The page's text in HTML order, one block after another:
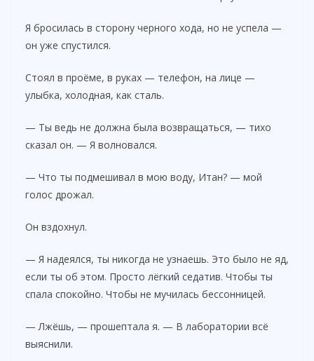
Я бросилась в сторону черного хода, но не успела —
он уже спустился.
Стоял в проёме, в руках — телефон, на лице —
улыбка, холодная, как сталь.
— Ты ведь не должна была возвращаться, — тихо
сказал он. — Я волновался.
— Что ты подмешивал в мою воду, Итан? — мой
голос дрожал.
Он вздохнул.
— Я надеялся, ты никогда не узнаешь. Это было не яд,
если ты об этом. Просто лёгкий седатив. Чтобы ты
спала спокойно. Чтобы не мучилась бессонницей.
— Лжёшь, — прошептала я. — В лаборатории всё
выяснили.